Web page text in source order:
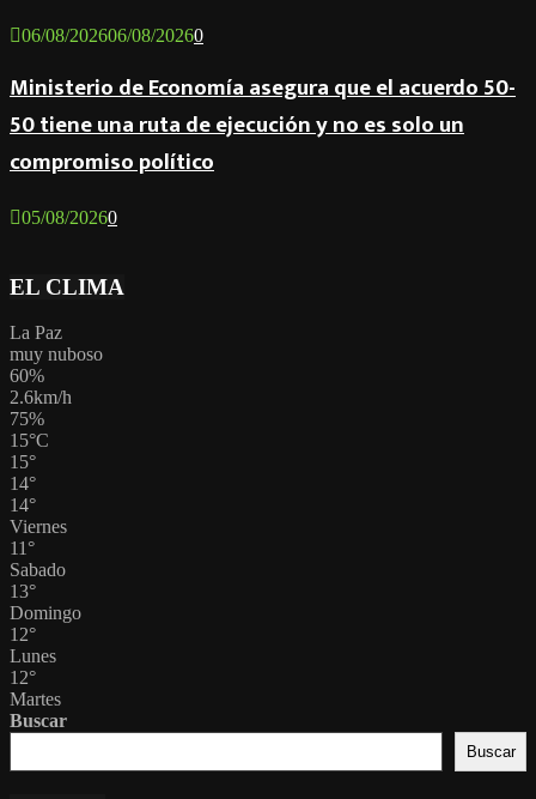
06/08/202606/08/20260
Ministerio de Economía asegura que el acuerdo 50-
50 tiene una ruta de ejecución y no es solo un
compromiso político
05/08/20260
EL CLIMA
La Paz
muy nuboso
60%
2.6km/h
75%
15°C
15°
14°
14°
Viernes
11°
Sabado
13°
Domingo
12°
Lunes
12°
Martes
Buscar
Buscar